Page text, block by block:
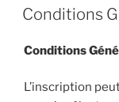
LE
Conditions
Conditions
L’inscription